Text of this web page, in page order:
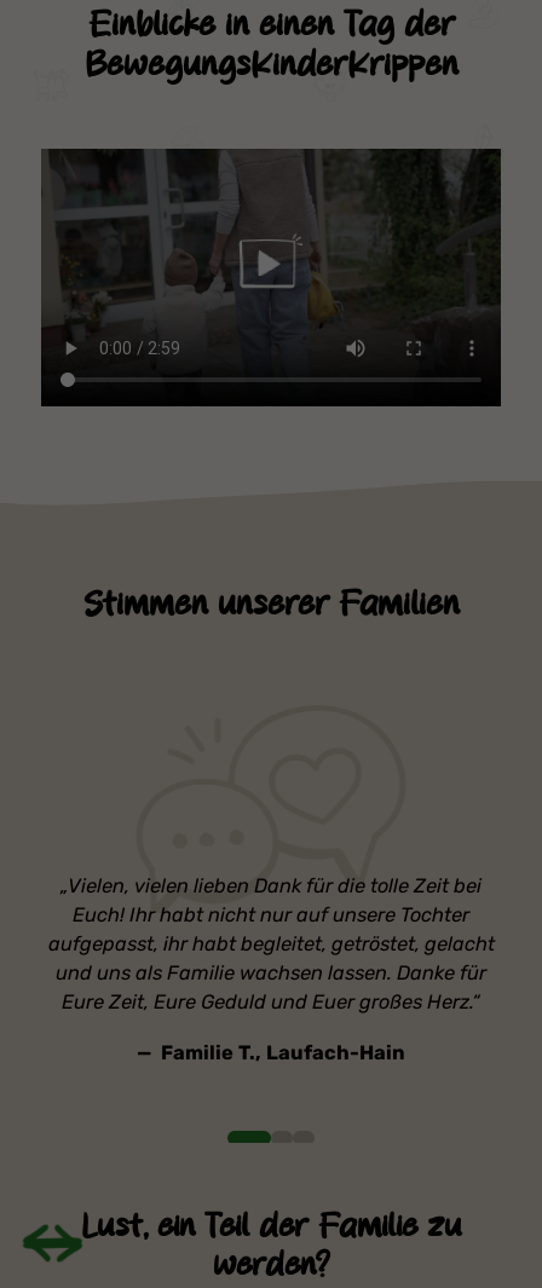
Einblicke in einen Tag der
BewegungsKinderKrippen
Stimmen unserer Familien
Vielen, vielen lieben Dank für die tolle Zeit bei
Euch! Ihr habt nicht nur auf unsere Tochter
aufgepasst, ihr habt begleitet, getröstet, gelacht
und uns als Familie wachsen lassen. Danke für
Eure Zeit, Eure Geduld und Euer großes Herz.
Familie T., Laufach-Hain
Lust, ein Teil der Familie zu
werden?